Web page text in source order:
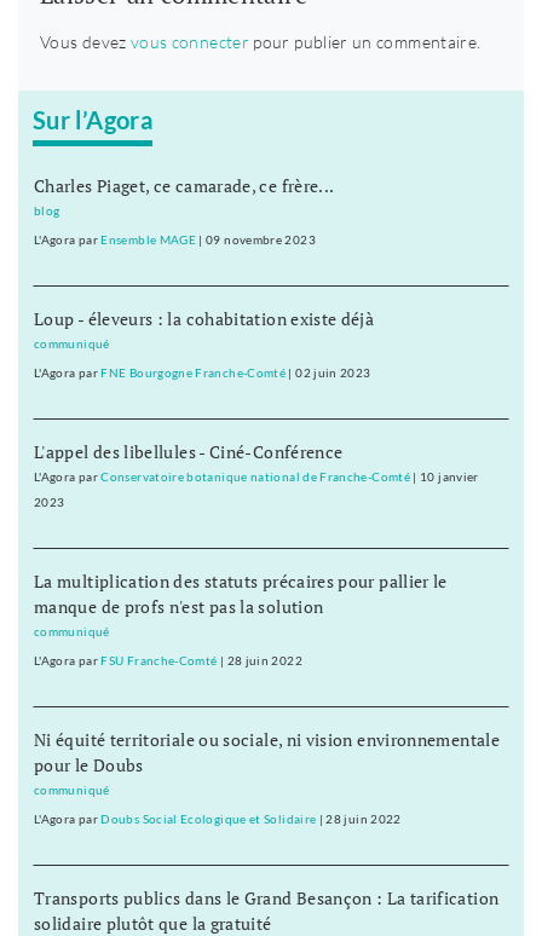
Vous devez vous connecter pour publier un commentaire.
Sur l’Agora
Charles Piaget, ce camarade, ce frère...
blog
L'Agora parEnsemble MAGE |09 novembre 2023
Loup - éleveurs : la cohabitation existe déjà
communiqué
L'Agora parFNE Bourgogne Franche-Comté |02 juin 2023
L'appel des libellules - Ciné-Conférence
L'Agora parConservatoire botanique national de Franche-Comté| 10 janvier
2023
La multiplication des statuts précaires pour pallier le
manque de profs n'est pas la solution
communiqué
L'Agora parFSU Franche-Comté | 28 juin 2022
Ni équité territoriale ou sociale, ni vision environnementale
pour le Doubs
communiqué
L'Agora parDoubs Social Ecologique et Solidaire |28 juin 2022
Transports publics dans le Grand Besançon : La tarification
solidaire plutôt que la gratuité